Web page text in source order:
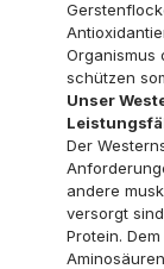
Organismus
schützen
Unser
Der
andere
versorgt
Protein.